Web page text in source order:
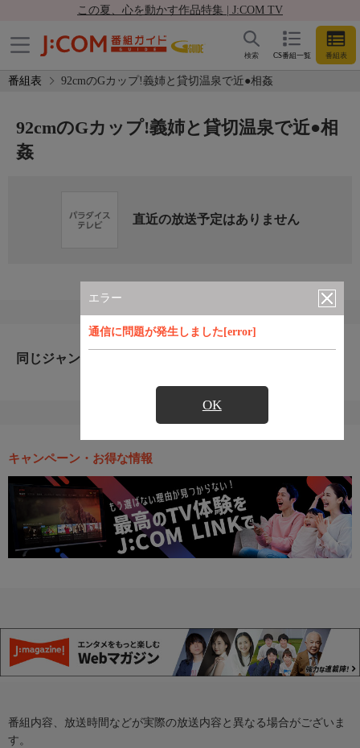
この夏、心を動かす作品特集 | J:COM TV
CS番組一覧 番組表
検索
番組表 92cmのGカップ!義姉と貸切温泉で近●相姦
エラー
通信に問題が発生しました[error]
OK
92cmのGカップ!義姉と貸切温泉で近●相
姦
直近の放送予定はありません
同じジャンルのおすすめ番組
キャンペーン・お得な情報
番組内容、放送時間などが実際の放送内容と異なる場合がございま
す。